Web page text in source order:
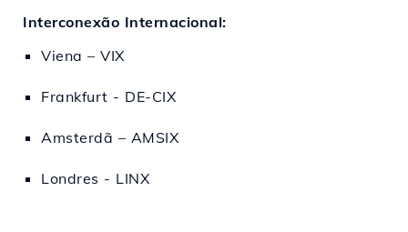
Interconexão Internacional:
Viena – VIX
Frankfurt - DE-CIX
Amsterdã – AMSIX
Londres - LINX